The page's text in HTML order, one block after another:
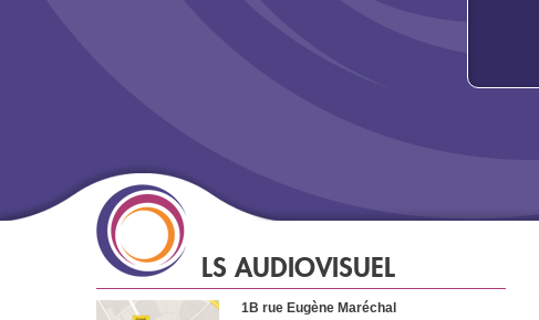
LS AUDIOVISUEL
1B rue Eugène Maréchal